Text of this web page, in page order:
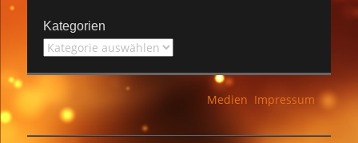
Kategorien
Kategorien
Medien Impressum